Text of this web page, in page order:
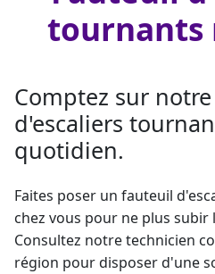
tournants
Comptez sur
d'escaliers
quotidien.
Faites poser un fauteuil
chez vous pour ne plus
Consultez notre technicien
région pour disposer d'une